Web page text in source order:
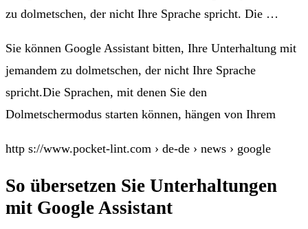
zu dolmetschen, der nicht Ihre Sprache spricht. Die …
Sie können Google Assistant bitten, Ihre Unterhaltung mit
jemandem zu dolmetschen, der nicht Ihre Sprache
spricht.Die Sprachen, mit denen Sie den
Dolmetschermodus starten können, hängen von Ihrem
http s://www.pocket-lint.com › de-de › news › google
So übersetzen Sie Unterhaltungen
mit Google Assistant